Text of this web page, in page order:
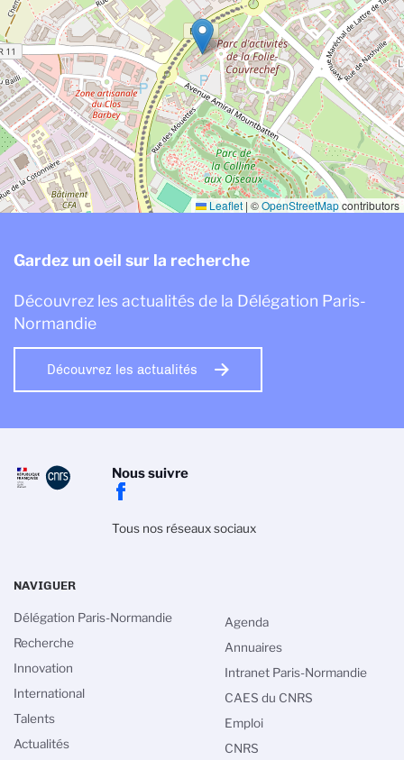
Leaflet | ©OpenStreetMapcontributors
Gardez un oeil sur la recherche
Découvrez les actualités de la Délégation Paris-
Normandie
Découvrez les actualités
Nous suivre
Tous nos réseaux sociaux
NAVIGUER
Délégation Paris-Normandie
Recherche
Innovation
International
Talents
Actualités
Agenda
Annuaires
Intranet Paris-Normandie
CAES du CNRS
Emploi
CNRS